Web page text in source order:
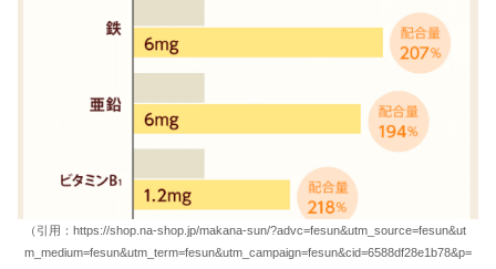
（引用：https://shop.na-shop.jp/makana-sun/?advc=fesun&utm_source=fesun&ut
m_medium=fesun&utm_term=fesun&utm_campaign=fesun&cid=6588df28e1b78&p=